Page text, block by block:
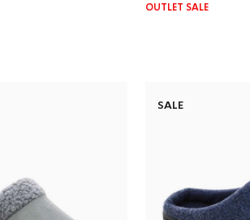
OUTLET SALE
SALE